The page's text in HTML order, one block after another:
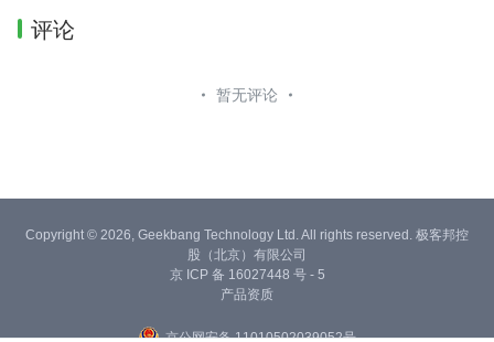
评论
暂无评论
Copyright © 2026, Geekbang Technology Ltd. All rights reserved. 极客邦控
股（北京）有限公司
京 ICP 备 16027448 号 - 5
产品资质
京公网安备 11010502039052号